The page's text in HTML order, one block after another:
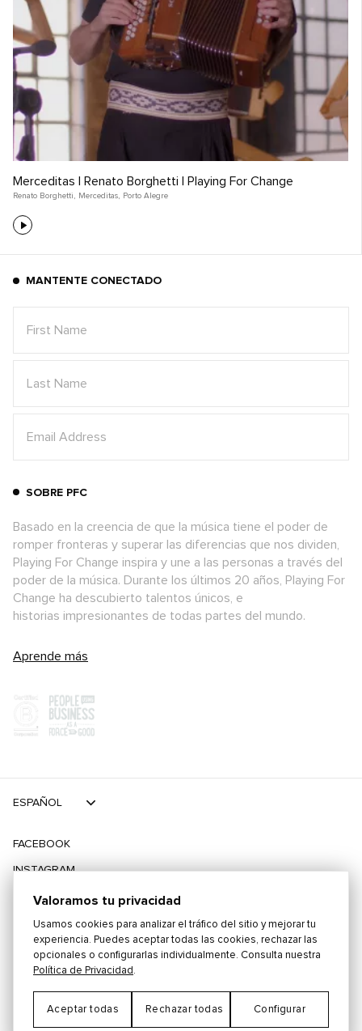
Merceditas | Renato Borghetti | Playing For Change
Renato Borghetti , Merceditas, Porto Alegre
MANTENTE CONECTADO
SOBRE PFC
Basado en la creencia de que la música tiene el poder de
romper fronteras y superar las diferencias que nos dividen,
Playing For Change inspira y une a las personas a través del
poder de la música. Durante los últimos 20 años, Playing For
Change ha descubierto talentos únicos, e
historias impresionantes de todas partes del mundo.
Aprende más
©2026 PLAYING FOR CHANGE
TÉRMINOS Y CONDICIONES
POLÍTICA DE PRIVACIDAD
FACEBOOK
INSTAGRAM
TIKTOK
TWITTER
ESPAÑOL
Valoramos tu privacidad
Usamos cookies para analizar el tráfico del sitio y mejorar tu
experiencia. Puedes aceptar todas las cookies, rechazar las
opcionales o configurarlas individualmente. Consulta nuestra
Política de Privacidad .
Aceptar todas Rechazar todas Configurar